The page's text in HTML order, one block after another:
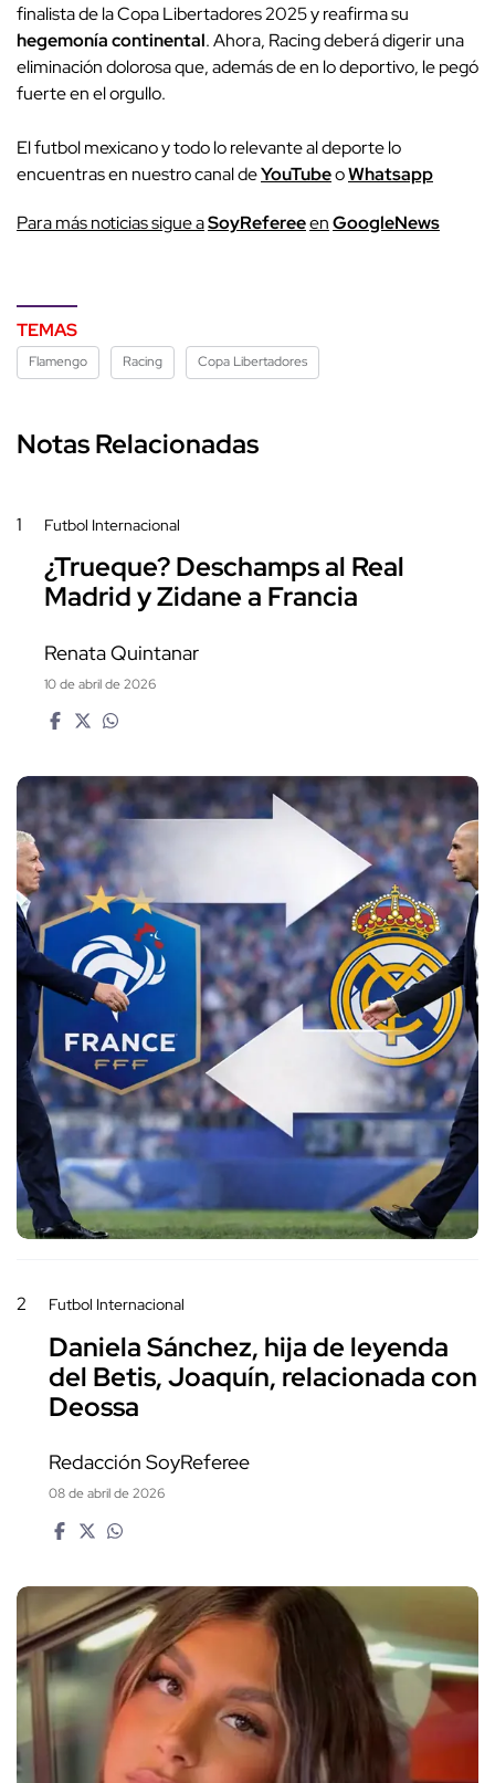
finalista de la Copa Libertadores 2025 y reafirma su
hegemonía continental. Ahora, Racing deberá digerir una
eliminación dolorosa que, además de en lo deportivo, le pegó
fuerte en el orgullo.
El futbol mexicano y todo lo relevante al deporte lo
encuentras en nuestro canal deYouTubeoWhatsapp
Para más noticias sigue aSoyRefereeenGoogleNews
TEMAS
Flamengo Racing Copa Libertadores
Notas Relacionadas
1 Futbol Internacional
¿Trueque? Deschamps al Real
Madrid y Zidane a Francia
Renata Quintanar
10 de abril de 2026
2 Futbol Internacional
Daniela Sánchez, hija de leyenda
del Betis, Joaquín, relacionada con
Deossa
Redacción SoyReferee
08 de abril de 2026